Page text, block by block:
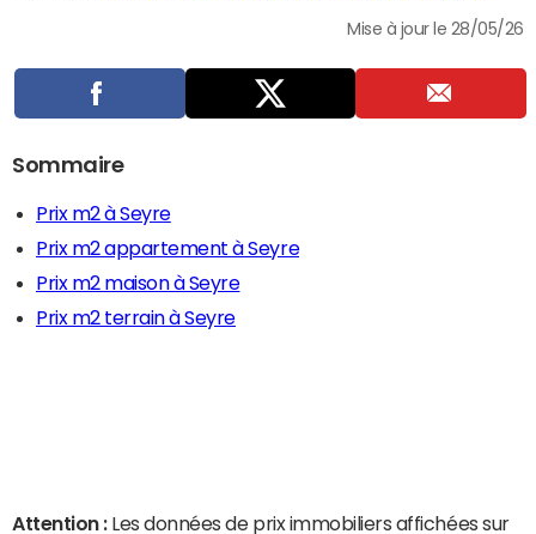
Mise à jour le 28/05/26
Sommaire
Prix m2 à Seyre
Prix m2 appartement à Seyre
Prix m2 maison à Seyre
Prix m2 terrain à Seyre
Attention : Les données de prix immobiliers affichées sur